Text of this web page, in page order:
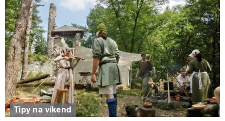
Tipy na víkend